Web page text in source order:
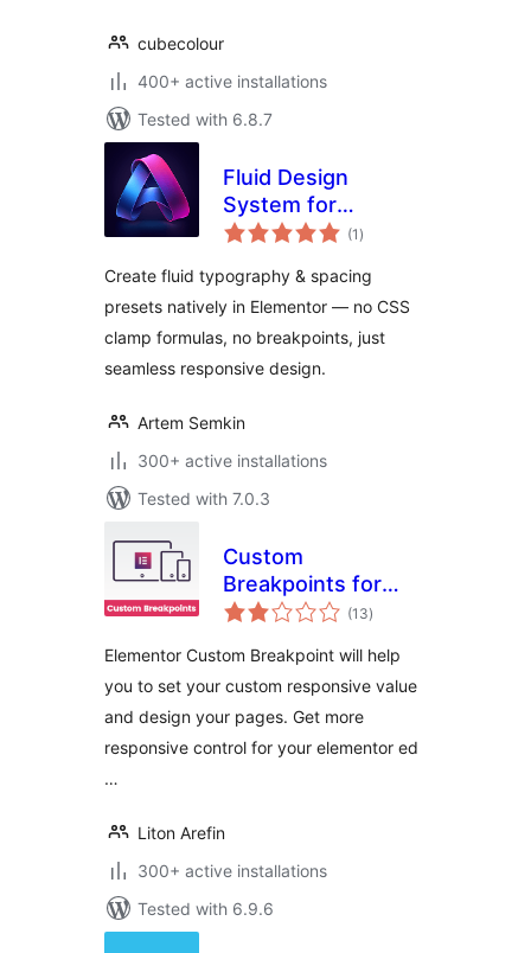
cubecolour
400+ active installations
Tested with 6.8.7
Fluid Design
System for
Elementor
(1 total
ratings
)
Create fluid typography & spacing
presets natively in Elementor — no CSS
clamp formulas, no breakpoints, just
seamless responsive design.
Artem Semkin
300+ active installations
Tested with 7.0.3
Custom
Breakpoints for
Elementor
(13total
ratings
)
Elementor Custom Breakpoint will help
you to set your custom responsive value
and design your pages. Get more
responsive control for your elementor ed
…
Liton Arefin
300+ active installations
Tested with 6.9.6